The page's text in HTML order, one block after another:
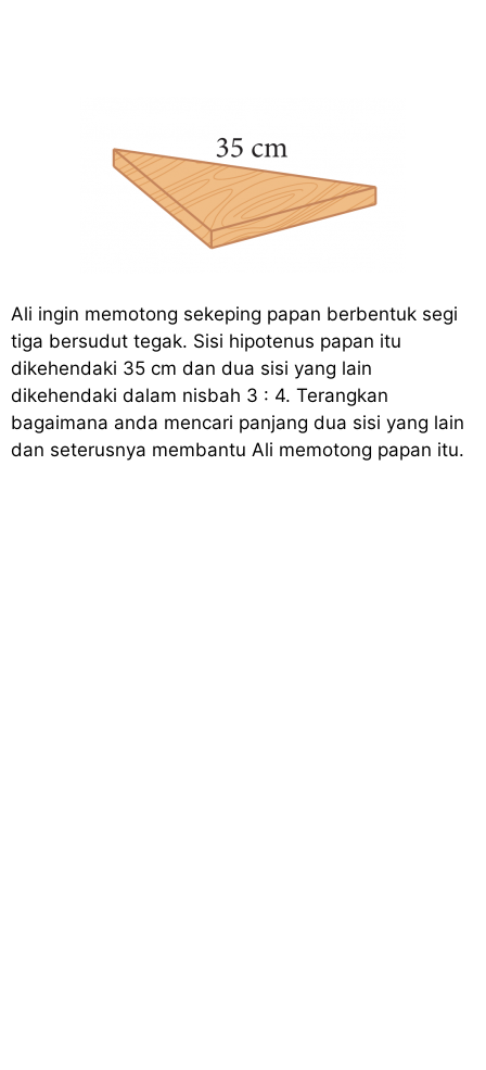
Ali ingin memotong sekeping papan berbentuk segi
tiga bersudut tegak. Sisi hipotenus papan itu
dikehendaki 35 cm dan dua sisi yang lain
dikehendaki dalam nisbah 3 : 4. Terangkan
bagaimana anda mencari panjang dua sisi yang lain
dan seterusnya membantu Ali memotong papan itu.